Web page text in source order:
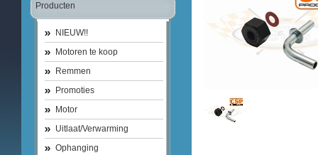
Producten
NIEUW!!
Motoren te koop
Remmen
Promoties
Motor
Uitlaat/Verwarming
Ophanging